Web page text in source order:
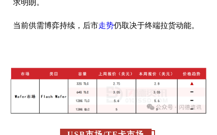
求明朗。
当前供需博弈持续，后市走势仍取决于终端拉货动能。